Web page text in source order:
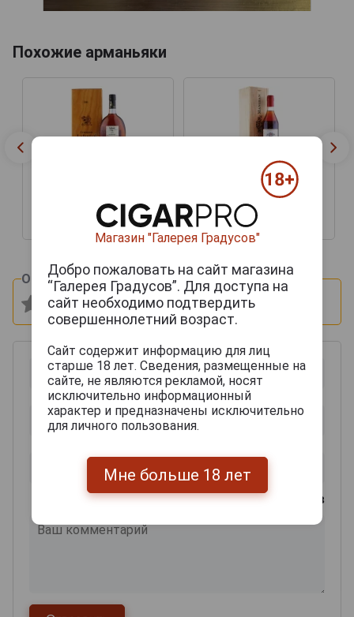
Похожие арманьяки
0.7л в подарочной тубе
22 209 руб.
Chabot 1981 years
Арманьяк Шабо 1981г
0.7л в подарочной тубе
12 884 руб.
Оцените и напишите отзыв:
0из 2000 знаков
Магазин "Галерея Градусов"
Добро пожаловать на сайт магазина
“Галерея Градусов”. Для доступа на
сайт необходимо подтвердить
совершеннолетний возраст.
Сайт содержит информацию для лиц
старше 18 лет. Сведения, размещенные на
сайте, не являются рекламой, носят
исключительно информационный
характер и предназначены исключительно
для личного пользования.
Мне больше 18 лет